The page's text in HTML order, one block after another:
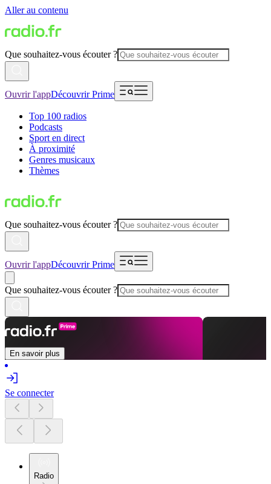
Aller au contenu
Que souhaitez-vous écouter ?
Ouvrir l'appDécouvrir Prime
Top 100 radios
Podcasts
Sport en direct
À proximité
Genres musicaux
Thèmes
Que souhaitez-vous écouter ?
Ouvrir l'appDécouvrir Prime
Que souhaitez-vous écouter ?
En savoir plus
Se connecter
Radio